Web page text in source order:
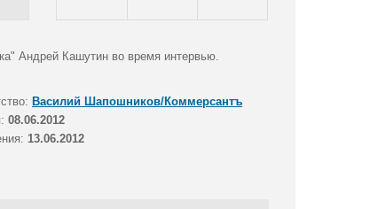
Андрей Кашутин во время интервью.
Василий Шапошников/Коммерсантъ
08.06.2012
13.06.2012